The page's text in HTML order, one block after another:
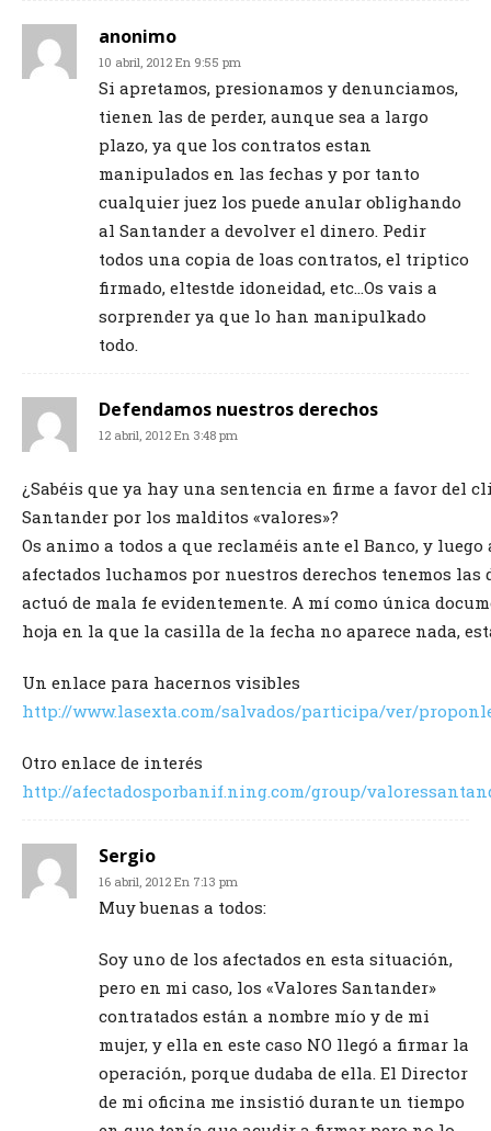
anonimo
10 abril, 2012 En 9:55 pm
Si apretamos, presionamos y denunciamos,
tienen las de perder, aunque sea a largo
plazo, ya que los contratos estan
manipulados en las fechas y por tanto
cualquier juez los puede anular oblighando
al Santander a devolver el dinero. Pedir
todos una copia de loas contratos, el triptico
firmado, eltestde idoneidad, etc…Os vais a
sorprender ya que lo han manipulkado
todo.
Defendamos nuestros derechos
12 abril, 2012 En 3:48 pm
¿Sabéis que ya hay una sentencia en firme a favor del
Santander por los malditos «valores»?
Os animo a todos a que reclaméis ante el Banco, y
afectados luchamos por nuestros derechos tenemos las
actuó de mala fe evidentemente. A mí como única
hoja en la que la casilla de la fecha no aparece nada,
Un enlace para hacernos visibles
http://www.lasexta.com/salvados/participa/ver/
Otro enlace de interés
http://afectadosporbanif.ning.com/group/
Sergio
16 abril, 2012 En 7:13 pm
Muy buenas a todos:
Soy uno de los afectados en esta situación,
pero en mi caso, los «Valores Santander»
contratados están a nombre mío y de mi
mujer, y ella en este caso NO llegó a firmar la
operación, porque dudaba de ella. El Director
de mi oficina me insistió durante un tiempo